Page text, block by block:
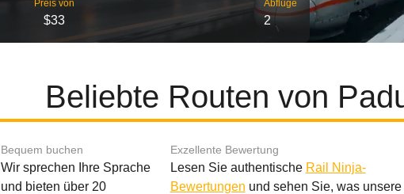
Preis von
$33
Abflüge
2
Beliebte Routen von
Bequem buchen
Wir sprechen Ihre Sprache
und bieten über 20
Exzellente Bewertung
Lesen Sie authentische Rail Ninja-
Bewertungen und sehen Sie, was unsere